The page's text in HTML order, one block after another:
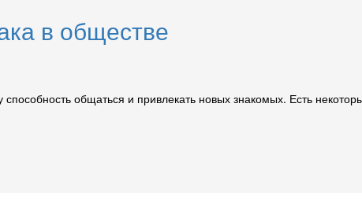
в обществе
общаться и привлекать новых знакомых. Есть